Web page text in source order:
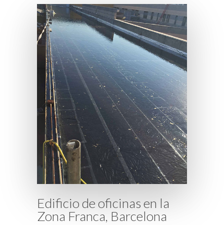
Edificio de oficinas en la
Zona Franca, Barcelona